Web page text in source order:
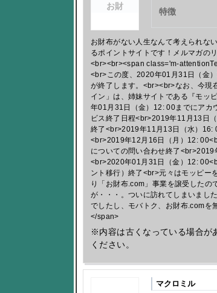
お財
特徴
お財布がない人生なんて考えられな
るポイントサイトです！メルマガの
<br><br><span class='m-
<br>この度、2020年01月31日（金
が終了します。<br><br>なお、今現
イン」は、姉妹サイトである『モッ
年01月31日（金）12: 00までにアカ
ビス終了日程<br>2019年11月13日
終了<br>2019年11月13日（水）16:
<br>2019年12月16日（月）12:
についての問い合わせ終了
<br>2020年01月31日（金）12:
ント移行）終了<br>元々はモッピー
り「お財布.com」事業を譲受したの
が・・・。ついに訪れてしまいまし
でしたし、モバトク、お財布.comを
</span>
※内容は古くなっている場合が
ください。
マクロミル